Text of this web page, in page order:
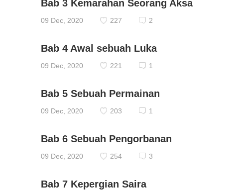
Bab 3 Kemarahan Seorang Aksa
09 Dec, 2020 227 2
Bab 4 Awal sebuah Luka
09 Dec, 2020 221 1
Bab 5 Sebuah Permainan
09 Dec, 2020 203 1
Bab 6 Sebuah Pengorbanan
09 Dec, 2020 254 3
Bab 7 Kepergian Saira